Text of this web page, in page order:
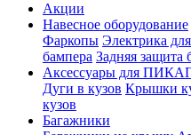
Акции
Навесное оборудование
Фаркопы Электрика
бампера Задняя защита
Аксессуары для
Дуги в кузов Крышки
кузов
Багажники